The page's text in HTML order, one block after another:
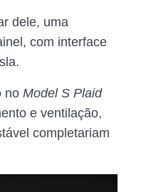
dele, uma
com interface
no Model S Plaid
e ventilação,
completariam